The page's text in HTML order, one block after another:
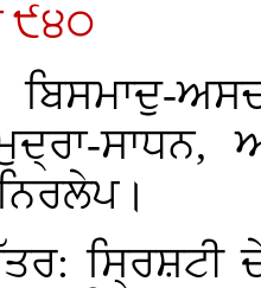
੯੪੦
ਬਿਸਮਾਦੁ-
ਸਾਧਨ,
ਸ੍ਰਿਸ਼ਟੀ